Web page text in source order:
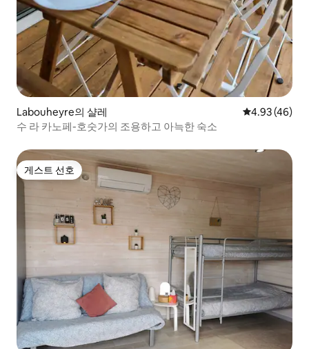
Labouheyre의 샬레 평점 4.93점(5
4.93 (46)
수 라 카노페-호숫가의 조용하고 아늑한 숙소
게스트 선호
게스트 선호